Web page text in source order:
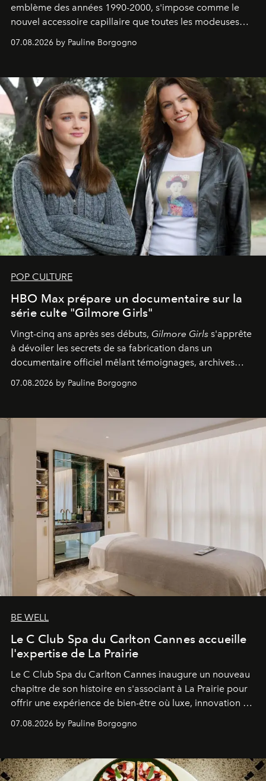
emblème des années 1990-2000, s'impose comme le
nouvel accessoire capillaire que toutes les modeuses
s'arrachent déjà.
07.08.2026 by Pauline Borgogno
POP CULTURE
HBO Max prépare un documentaire sur la
série culte "Gilmore Girls"
Vingt-cinq ans après ses débuts, Gilmore Girls s'apprête
à dévoiler les secrets de sa fabrication dans un
documentaire officiel mêlant témoignages, archives
inédites et plongée dans les coulisses d'un phénomène
générationnel.
07.08.2026 by Pauline Borgogno
BE WELL
Le C Club Spa du Carlton Cannes accueille
l'expertise de La Prairie
Le C Club Spa du Carlton Cannes inaugure un nouveau
chapitre de son histoire en s'associant à La Prairie pour
offrir une expérience de bien-être où luxe, innovation et
expertise se rencontrent.
07.08.2026 by Pauline Borgogno